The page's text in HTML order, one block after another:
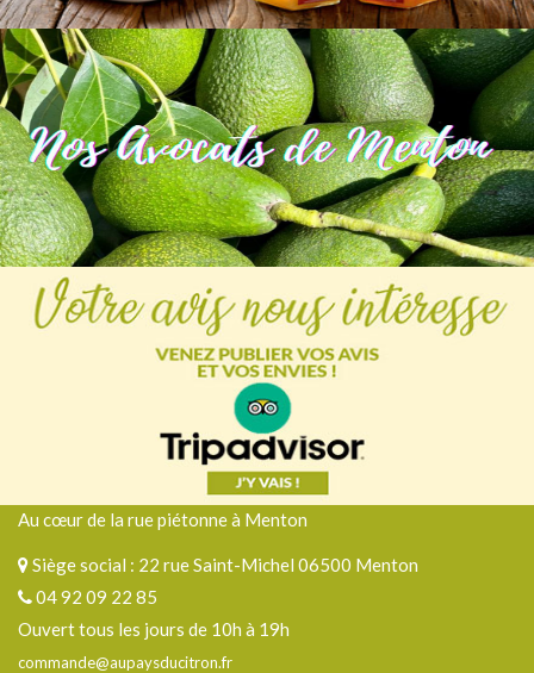
Au cœur de la rue piétonne à Menton
Siège social : 22 rue Saint-Michel 06500 Menton
04 92 09 22 85
Ouvert tous les jours de 10h à 19h
commande@aupaysducitron.fr